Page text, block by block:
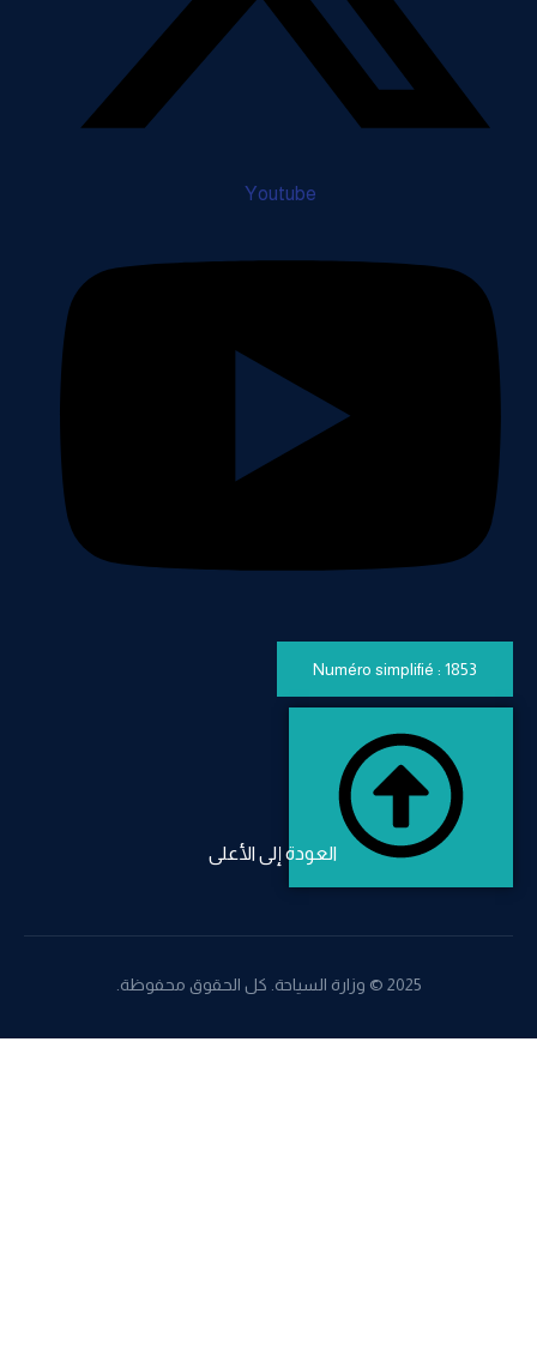
Youtube
Numéro simplifié : 1853
العودة إلى الأعلى
2025 © وزارة السياحة. كل الحقوق محفوظة.